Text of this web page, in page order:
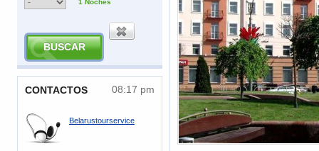
1 ​Noches
​CONTACTOS 08:17 pm
Belarustourservice